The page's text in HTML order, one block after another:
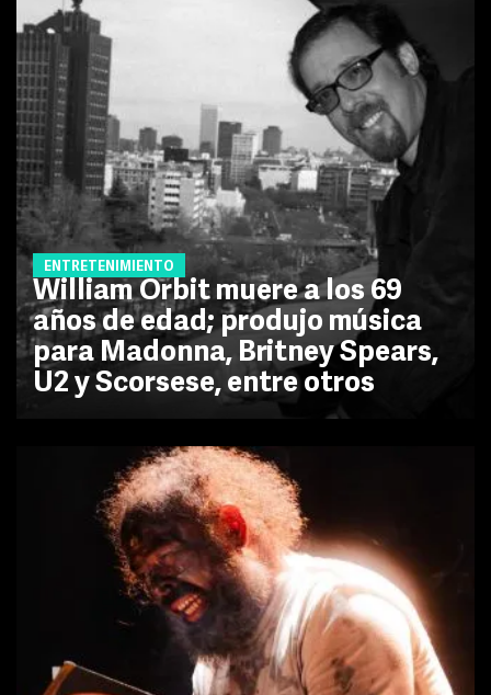
ENTRETENIMIENTO
William Orbit muere a los 69
años de edad; produjo música
para Madonna, Britney Spears,
U2 y Scorsese, entre otros